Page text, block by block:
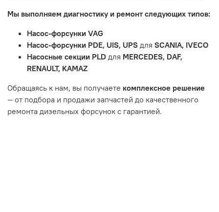
тормозные колодки, диски сцепления, свечи зажигания
Неисправности вызваны ДТП, неправильной установкой
или чрезмерным износом.
Неисправность топливной системы или системы
впуска/выпуска.
Мы выполняем диагностику и ремонт следующих типов:
Насос-форсунки VAG
Насос-форсунки PDE, UIS, UPS для SCANIA, IVECO
Насосные секции PLD для MERCEDES, DAF,
RENAULT, KAMAZ
Обращаясь к нам, вы получаете комплексное решение
— от подбора и продажи запчастей до качественного
ремонта дизельных форсунок с гарантией.